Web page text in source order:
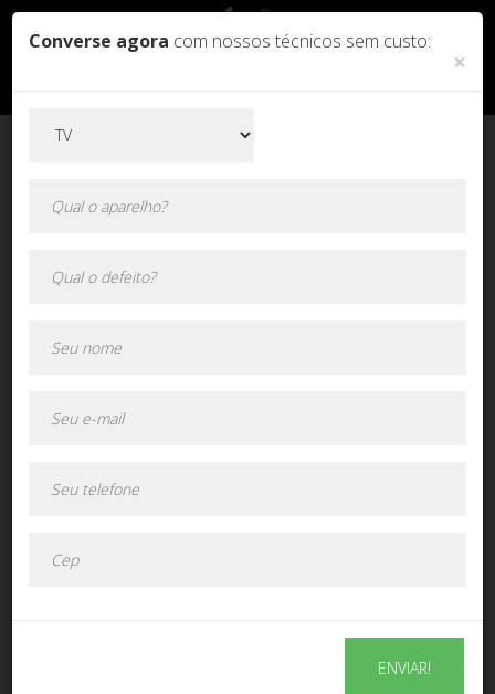
Converse agora com nossos técnicos sem custo:
×
ENVIAR!